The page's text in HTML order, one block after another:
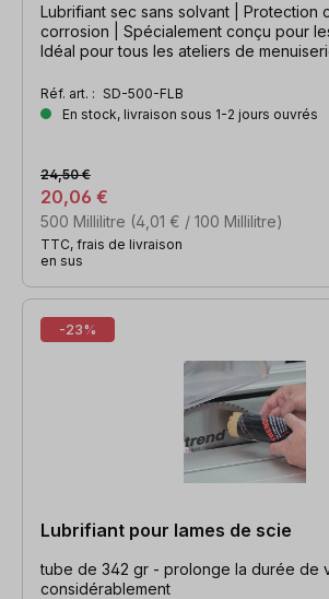
Lubrifiant sec sans solvant | Protection
corrosion | Spécialement conçu pour
Idéal pour tous les ateliers de
Réf. art. : SD-500-FLB
En stock, livraison sous 1-2 jours ouvrés
500 Millilitre (4,01 € / 100 Millilitre)
20,06 €
24,50 €
TTC, frais de livraison
en sus
-23%
Lubrifiant pour lames de scie
tube de 342 gr - prolonge la durée de
considérablement